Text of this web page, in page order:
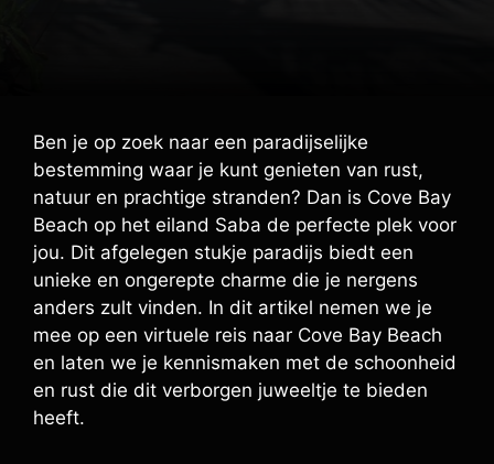
Ben je op zoek naar een paradijselijke
bestemming waar je kunt genieten van rust,
natuur en prachtige stranden? Dan is Cove Bay
Beach op het eiland Saba de perfecte plek voor
jou. Dit afgelegen stukje paradijs biedt een
unieke en ongerepte charme die je nergens
anders zult vinden. In dit artikel nemen we je
mee op een virtuele reis naar Cove Bay Beach
en laten we je kennismaken met de schoonheid
en rust die dit verborgen juweeltje te bieden
heeft.